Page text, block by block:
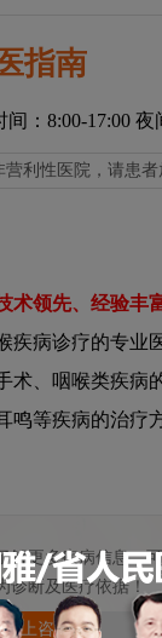
指南
间：8:00-17:00 夜
利性医院，请患者
术领先、经验丰
病诊疗的专业
术、咽喉类疾病
鸣等疾病的治疗
解更多疾病信息，
诊断及医疗依据！
网上咨询